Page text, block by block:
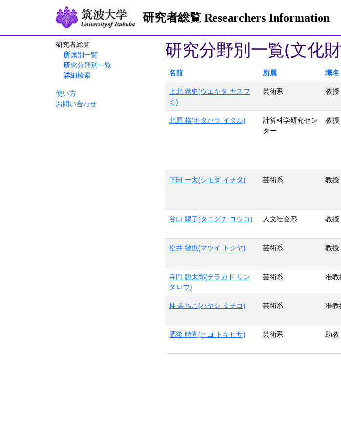
研究者総覧 Researchers Information
研究者総覧
所属別一覧
研究分野別一覧
詳細検索
使い方
お問い合わせ
研究分野別一覧(文化
名前 所属 職名
上北 恭史(ウエキタ ヤスフ
ミ)
芸術系 教授
北原 格(キタハラ イタル)
計算科学研究セン
ター
教授
下田 一太(シモダ イチタ)
芸術系 教授
谷口 陽子(タニグチ ヨウコ)
人文社会系 教授
松井 敏也(マツイ トシヤ)
芸術系 教授
寺門 臨太郎(テラカド リン
タロウ)
芸術系 准教
林 みちこ(ハヤシ ミチコ)
芸術系 准教
肥後 時尚(ヒゴ トキヒサ)
芸術系 助教